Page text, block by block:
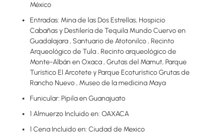
México
Entradas: Mina de las Dos Estrellas, Hospicio
Cabañas y Destilería de Tequila Mundo Cuervo en
Guadalajara , Santuario de Atotonilco , Recinto
Arqueológico de Tula , Recinto arqueológico de
Monte-Albán en Oxaca , Grutas del Mamut, Parque
Turístico El Arcotete y Parque Ecoturístico Grutas de
Rancho Nuevo , Museo de la medicina Maya
Funicular: Pípila en Guanajuato
1 Almuerzo Incluido en: OAXACA
1 Cena Incluido en: Ciudad de Mexico